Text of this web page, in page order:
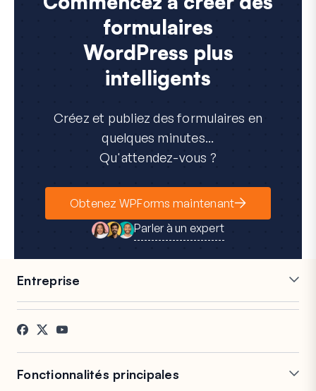
formulaires
WordPress plus
intelligents
Créez et publiez des formulaires en
quelques minutes...
Qu'attendez-vous ?
Obtenez WPForms maintenant
Parler à un expert
Entreprise
Carrières
Témoignages
Affiliés
Fonctionnalités principales